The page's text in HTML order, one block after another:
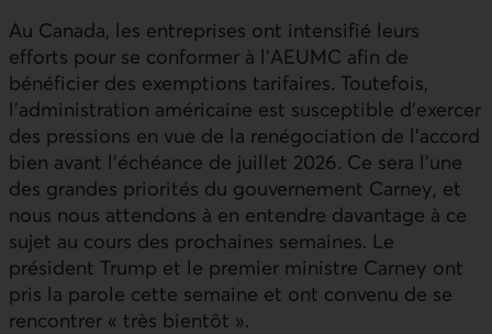
Au Canada, les entreprises ont intensifié leurs
efforts pour se conformer à l’AEUMC afin de
bénéficier des exemptions tarifaires. Toutefois,
l’administration américaine est susceptible d’exercer
des pressions en vue de la renégociation de l’accord
bien avant l’échéance de juillet 2026. Ce sera l’une
des grandes priorités du gouvernement Carney, et
nous nous attendons à en entendre davantage à ce
sujet au cours des prochaines semaines. Le
président Trump et le premier ministre Carney ont
pris la parole cette semaine et ont convenu de se
rencontrer « très bientôt ».